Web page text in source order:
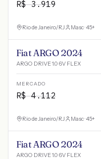
R$3.919
Rio de Janeiro/RJ Masc · 45+
Fiat ARGO 2024
ARGO DRIVE 1.0 6V FLEX
MERCADO
R$4.112
Rio de Janeiro/RJ Masc · 45+
Fiat ARGO 2024
ARGO DRIVE 1.0 6V FLEX